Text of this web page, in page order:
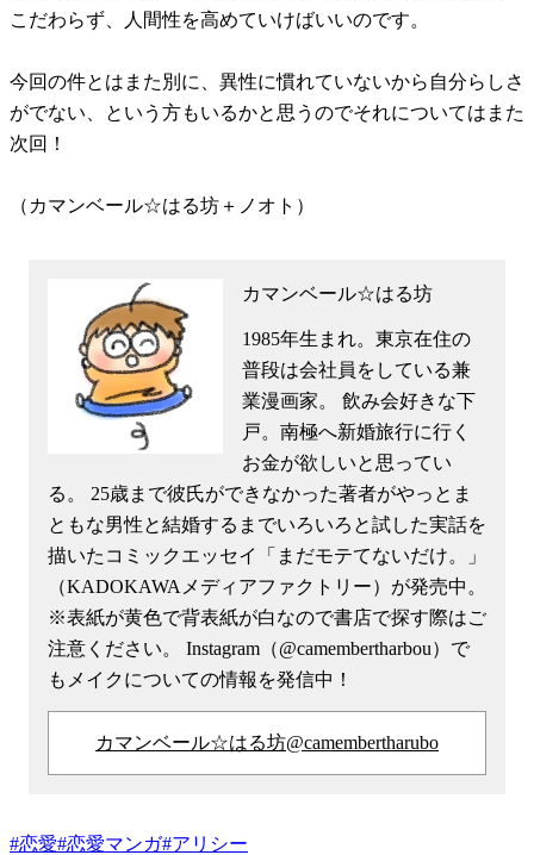
こだわらず、人間性を高めていけばいいのです。
今回の件とはまた別に、異性に慣れていないから自分らしさ
がでない、という方もいるかと思うのでそれについてはまた
次回！
（カマンベール☆はる坊＋ノオト）
カマンベール☆はる坊
1985年生まれ。東京在住の
普段は会社員をしている兼
業漫画家。 飲み会好きな下
戸。南極へ新婚旅行に行く
お金が欲しいと思ってい
る。 25歳まで彼氏ができなかった著者がやっとま
ともな男性と結婚するまでいろいろと試した実話を
描いたコミックエッセイ「まだモテてないだけ。」
（KADOKAWAメディアファクトリー）が発売中。
※表紙が黄色で背表紙が白なので書店で探す際はご
注意ください。 Instagram（@camembertharbou）で
もメイクについての情報を発信中！
カマンベール☆はる坊@camembertharubo
#恋愛#恋愛マンガ#アリシー